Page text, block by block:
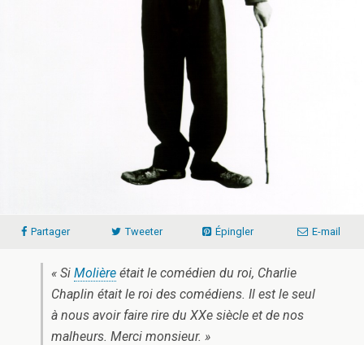
Partager Tweeter Épingler E-mail
« Si Molière était le comédien du roi, Charlie
Chaplin était le roi des comédiens. Il est le seul
à nous avoir faire rire du XXe siècle et de nos
malheurs. Merci monsieur. »